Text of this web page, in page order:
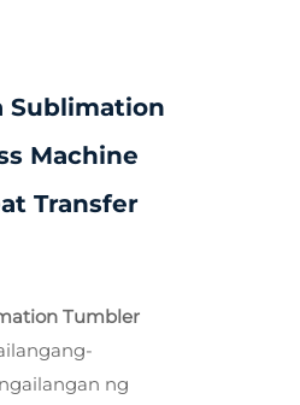
Sublimation
Machine
Transfer
Tumbler
ng